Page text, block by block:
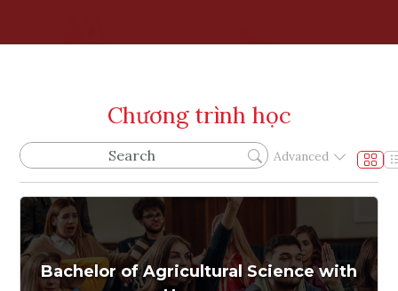
Chương trình học
Advanced
Bachelor of Agricultural Science with